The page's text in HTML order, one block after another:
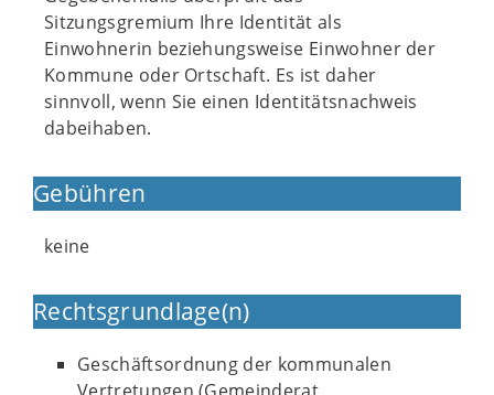
Sitzungsgremium Ihre Identität als
Einwohnerin beziehungsweise Einwohner der
Kommune oder Ortschaft. Es ist daher
sinnvoll, wenn Sie einen Identitätsnachweis
dabeihaben.
Gebühren
keine
Rechtsgrundlage(n)
Geschäftsordnung der kommunalen